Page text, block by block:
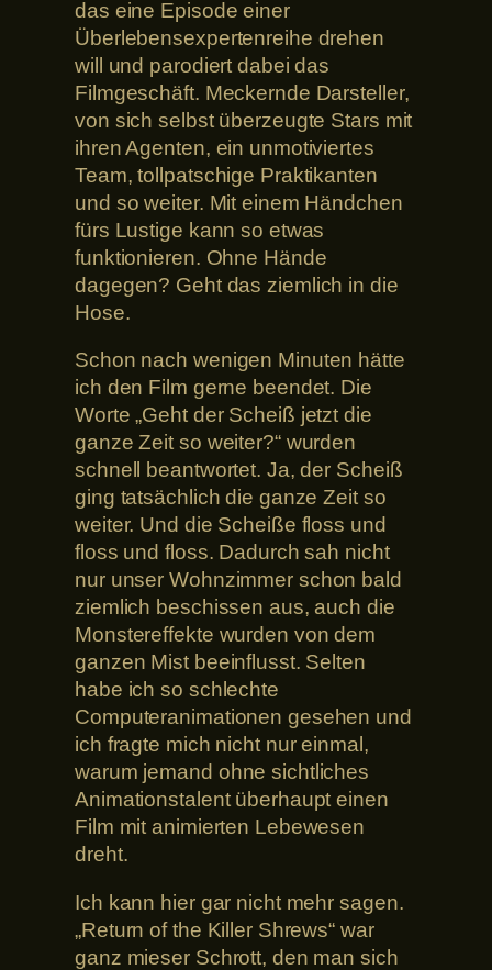
das eine Episode einer
Überlebensexpertenreihe drehen
will und parodiert dabei das
Filmgeschäft. Meckernde Darsteller,
von sich selbst überzeugte Stars mit
ihren Agenten, ein unmotiviertes
Team, tollpatschige Praktikanten
und so weiter. Mit einem Händchen
fürs Lustige kann so etwas
funktionieren. Ohne Hände
dagegen? Geht das ziemlich in die
Hose.
Schon nach wenigen Minuten hätte
ich den Film gerne beendet. Die
Worte „Geht der Scheiß jetzt die
ganze Zeit so weiter?“ wurden
schnell beantwortet. Ja, der Scheiß
ging tatsächlich die ganze Zeit so
weiter. Und die Scheiße floss und
floss und floss. Dadurch sah nicht
nur unser Wohnzimmer schon bald
ziemlich beschissen aus, auch die
Monstereffekte wurden von dem
ganzen Mist beeinflusst. Selten
habe ich so schlechte
Computeranimationen gesehen und
ich fragte mich nicht nur einmal,
warum jemand ohne sichtliches
Animationstalent überhaupt einen
Film mit animierten Lebewesen
dreht.
Ich kann hier gar nicht mehr sagen.
„Return of the Killer Shrews“ war
ganz mieser Schrott, den man sich